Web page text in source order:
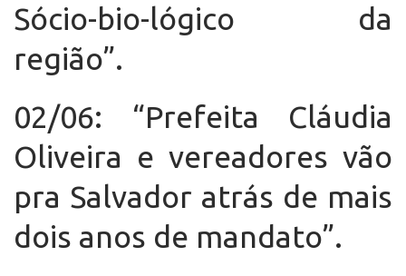
Sócio-bio-lógico da
região”.
02/06: “Prefeita Cláudia
Oliveira e vereadores vão
pra Salvador atrás de mais
dois anos de mandato”.